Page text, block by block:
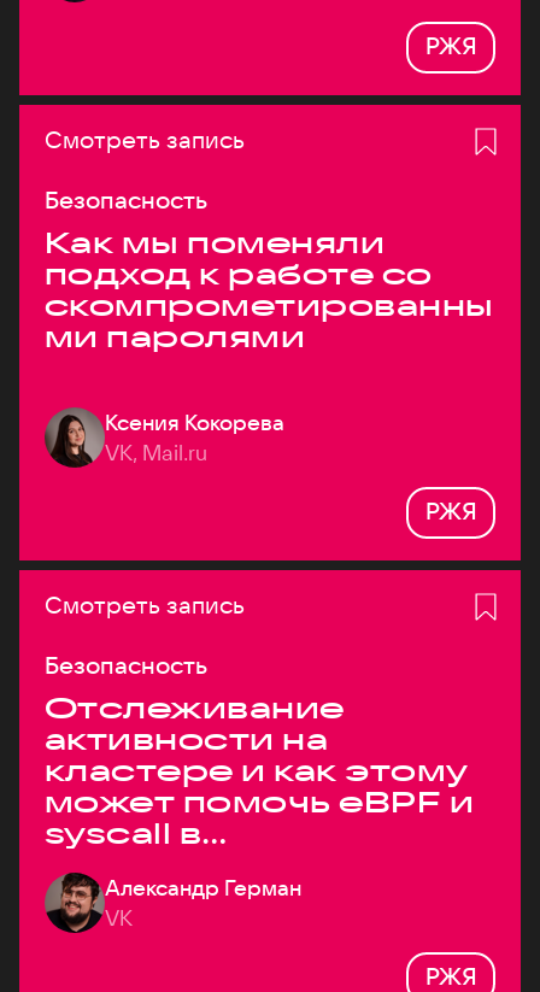
РЖЯ
Смотреть запись
Безопасность
Как мы поменяли
подход к работе со
скомпрометированны
ми паролями
Ксения Кокорева
VK, Mail.ru
РЖЯ
Смотреть запись
Безопасность
Отслеживание
активности на
кластере и как этому
может помочь eBPF и
syscall в
высоконагруженных
системах
Александр Герман
VK
РЖЯ